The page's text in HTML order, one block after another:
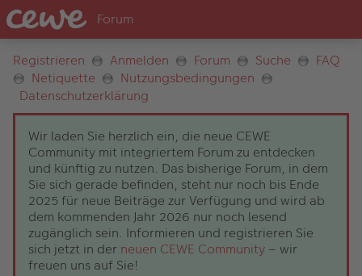
Registrieren Anmelden Forum Suche
FAQ
Netiquette
Nutzungsbedingungen
Datenschutzerklärung
Wir laden Sie herzlich ein, die neue CEWE
Community mit integriertem Forum zu entdecken
und künftig zu nutzen. Das bisherige Forum, in dem
Sie sich gerade befinden, steht nur noch bis Ende
2025 für neue Beiträge zur Verfügung und wird ab
dem kommenden Jahr 2026 nur noch lesend
zugänglich sein. Informieren und registrieren Sie
sich jetzt in der neuen CEWE Community – wir
freuen uns auf Sie!